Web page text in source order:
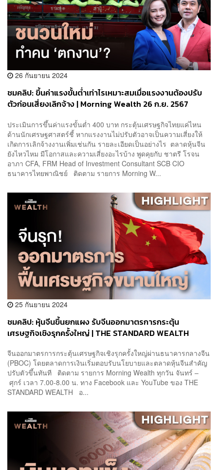
26 กันยายน 2024
ชมคลิป: ขึ้นค่าแรงขั้นต่ำเท่าไรเหมาะสมเมื่อแรงงานต้องปรับ
ตัวก่อนเสี่ยงเลิกจ้าง | Morning Wealth 26 ก.ย. 2567
ประเมินการขึ้นค่าแรงขั้นต่ำ 400 บาท กระตุ้นเศรษฐกิจไทยแค่ไหน
ด้านนักเศรษฐศาสตร์ชี้ หากแรงงานไม่ปรับตัวอาจเป็นความเสี่ยงให้
เกิดการเลิกจ้างงานเพิ่มเช่นกัน รายละเอียดเป็นอย่างไร ‌ ตลาดหุ้นจีน
ยังไหวไหม มีโอกาสและความเสี่ยงอะไรบ้าง พูดคุยกับ ชาตรี โรจน
อาภา CFA, FRM Head of Investment Consultant SCB CIO
ธนาคารไทยพาณิชย์ ติดตาม รายการ Morning W...
25 กันยายน 2024
ชมคลิป: หุ้นจีนขึ้นยกแผง รับจีนออกมาตรการกระตุ้น
เศรษฐกิจเชิงรุกครั้งใหญ่ | THE STANDARD WEALTH
จีนออกมาตรการกระตุ้นเศรษฐกิจเชิงรุกครั้งใหญ่ผ่านธนาคารกลางจีน
(PBOC) โดยตลาดการเงินเริ่มตอบรับนโยบายและตลาดหุ้นจีนสำคัญ
ปรับตัวขึ้นทันที ติดตาม รายการ Morning Wealth ทุกวัน จันทร์ –
ศุกร์ เวลา 7.00-8.00 น. ทาง Facebook และ YouTube ของ THE
STANDARD WEALTH อ...